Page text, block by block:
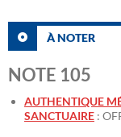
À NOTER
NOTE 105
AUTHENTIQUE
SANCTUAIRE :